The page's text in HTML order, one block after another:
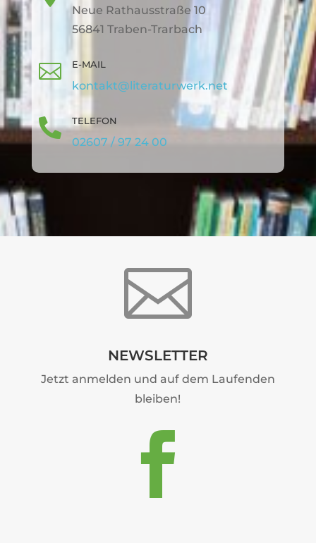
Neue Rathausstraße 10
56841 Traben-Trarbach
 E-MAIL
kontakt@literaturwerk.net
 TELEFON
02607 / 97 24 00

NEWSLETTER
Jetzt anmelden und auf dem Laufenden
bleiben!
